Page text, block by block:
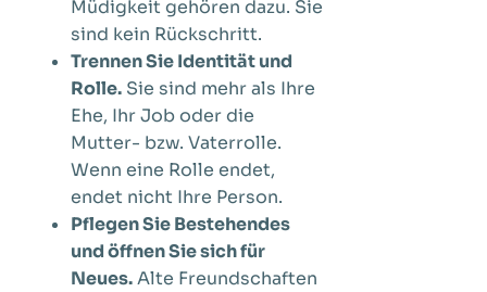
Müdigkeit gehören dazu. Sie
sind kein Rückschritt.
Trennen Sie Identität und
Rolle.Sie sind mehr als Ihre
Ehe, Ihr Job oder die
Mutter- bzw. Vaterrolle.
Wenn eine Rolle endet,
endet nicht Ihre Person.
Pflegen Sie Bestehendes
und öffnen Sie sich für
Neues.Alte Freundschaften